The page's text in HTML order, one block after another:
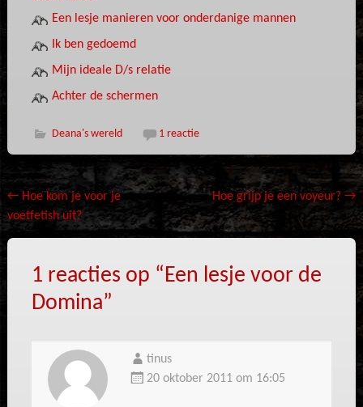
Een lesje manieren voor onderdanige mannen
Ik ben gedoemd
Mijn ideale D/s relatie
Achter de schermen
Deana's wereld 1 reactie
Bericht
navigatie
←Hoe kom je voor je
voetfetish uit?
Hoe grijp je een voyeur?→
1 reacties op “Een lesje voor de
Domina”
tinus
20 oktober 2011 om 16:05